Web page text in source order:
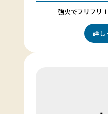
強火でフリフリ
詳し